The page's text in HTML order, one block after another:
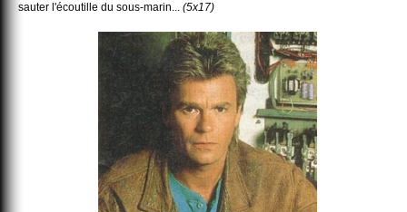
sauter l'écoutille du sous-marin... (5x17)